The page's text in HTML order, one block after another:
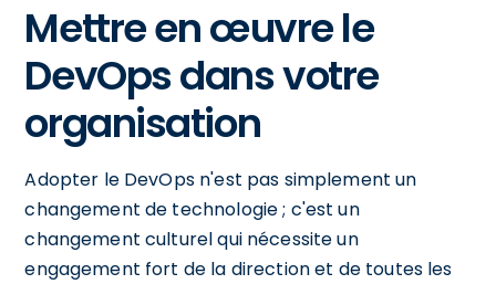
Mettre en œuvre le
DevOps dans votre
organisation
Adopter le DevOps n'est pas simplement un
changement de technologie ; c'est un
changement culturel qui nécessite un
engagement fort de la direction et de toutes les